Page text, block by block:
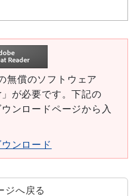
無償のソフトウェア
が必要です。下記の
ンロードページから入
ンロード
ジへ戻る